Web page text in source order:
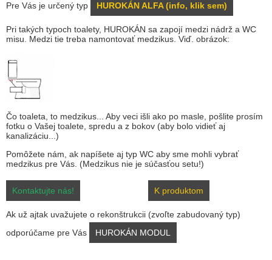
Pre Vás je určený typ HUROKÁN ALFA(info, klik sem)
Pri takých typoch toalety, HUROKÁN sa zapojí medzi nádrž a WC
misu. Medzi tie treba namontovať medzikus. Viď. obrázok:
Čo toaleta, to medzikus... Aby veci išli ako po masle, pošlite prosím
fotku o Vašej toalete, spredu a z bokov (aby bolo vidieť aj
kanalizáciu...)
Pomôžete nám, ak napíšete aj typ WC aby sme mohli vybrať
medzikus pre Vás. (Medzikus nie je súčasťou setu!)
Kontaktujte nás! K produktom
Ak už ajtak uvažujete o rekonštrukcii (zvoľte zabudovaný typ)
odporúčame pre Vás
HUROKÁN MODUL